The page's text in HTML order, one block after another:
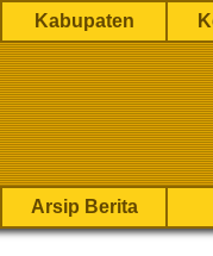
Kabupaten
Arsip Berita